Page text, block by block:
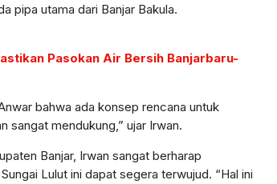
pipa utama dari Banjar Bakula.
Pasokan Air Bersih Banjarbaru-
bahwa ada konsep rencana untuk
sangat mendukung,” ujar Irwan.
Banjar, Irwan sangat berharap
Lulut ini dapat segera terwujud. “Hal ini